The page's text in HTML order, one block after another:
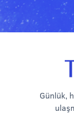
Günlük,